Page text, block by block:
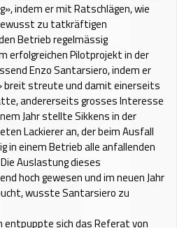
indem er mit Ratschlägen, wie
zu tatkräftigen
Betrieb regelmässig
erfolgreichen Pilotprojekt in der
Enzo Santarsiero, indem er
breit streute und damit einerseits
andererseits grosses Inter­esse
Jahr stellte Sikkens in der
Lackierer an, der beim Ausfall
einem Betrieb alle anfallenden
Auslastung dieses
hoch gewesen und im neuen Jahr
wusste Santarsiero zu
entpuppte sich das Referat von